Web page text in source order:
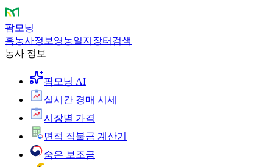
팜모닝
홈농사정보 영농일지 장터 검색
농사 정보
팜모닝 AI
실시간 경매 시세
시장별 가격
면적 직불금 계산기
숨은 보조금